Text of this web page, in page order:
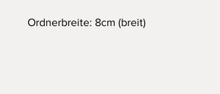
Ordnerbreite: 8cm (breit)